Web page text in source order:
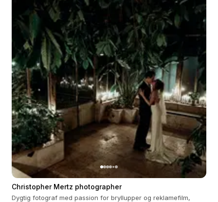
Christopher Mertz photographer
Dygtig fotograf med passion for bryllupper og reklamefilm,